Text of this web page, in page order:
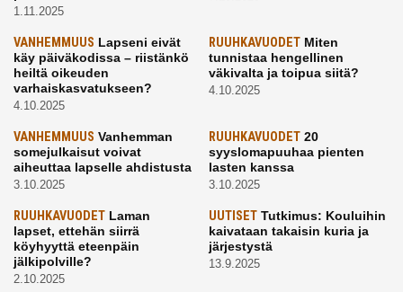
1.11.2025
VANHEMMUUS Lapseni eivät
käy päiväkodissa – riistänkö
heiltä oikeuden
varhaiskasvatukseen?
4.10.2025
RUUHKAVUODETMiten
tunnistaa hengellinen
väkivalta ja toipua siitä?
4.10.2025
VANHEMMUUS Vanhemman
somejulkaisut voivat
aiheuttaa lapselle ahdistusta
3.10.2025
RUUHKAVUODET20
syyslomapuuhaa pienten
lasten kanssa
3.10.2025
RUUHKAVUODET Laman
lapset, ettehän siirrä
köyhyyttä eteenpäin
jälkipolville?
2.10.2025
UUTISETTutkimus: Kouluihin
kaivataan takaisin kuria ja
järjestystä
13.9.2025